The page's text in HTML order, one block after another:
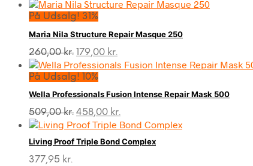
På Udsalg! 31%
Maria Nila Structure Repair Masque 250
260,00kr. Den
oprindelige
pris
260,00 kr..
179,00 kr.
aktuelle
179,00 kr..
På Udsalg! 10%
Wella Professionals Fusion Intense Repair Mask 500
509,00kr. Den
oprindelige
var:
458,00 kr.
aktuelle
er:
Living Proof Triple Bond Complex
377,95 kr.